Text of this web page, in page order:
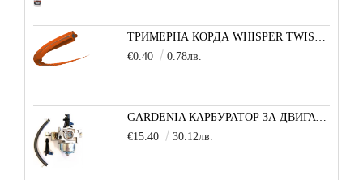
€0.40
0.78лв.
GARDENIA КАРБУРАТОР ЗА ДВИГАТЕЛ 5,5/6,5 К.С.
€15.40
30.12лв.